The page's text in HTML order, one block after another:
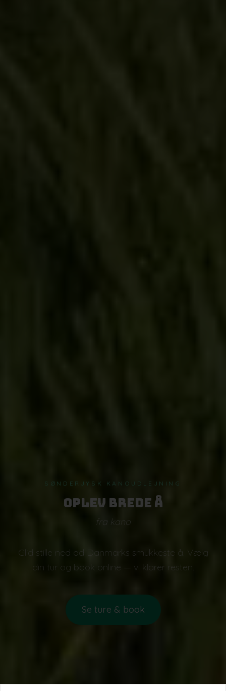
SØNDERJYSK KANOUDLEJNING
Oplev Brede Å
fra kano
Glid stille ned ad Danmarks smukkeste å. Vælg
din tur og book online — vi klarer resten.
Se ture & book